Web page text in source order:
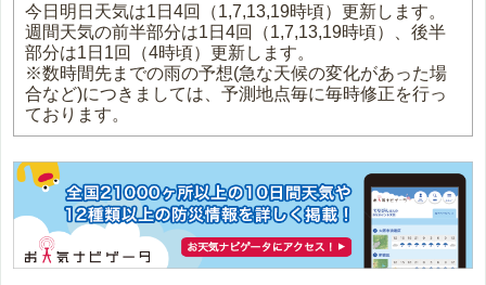
今日明日天気は1日4回（1,7,13,19時頃）更新します。
週間天気の前半部分は1日4回（1,7,13,19時頃）、後半
部分は1日1回（4時頃）更新します。
※数時間先までの雨の予想(急な天候の変化があった場
合など)につきましては、予測地点毎に毎時修正を行っ
ております。